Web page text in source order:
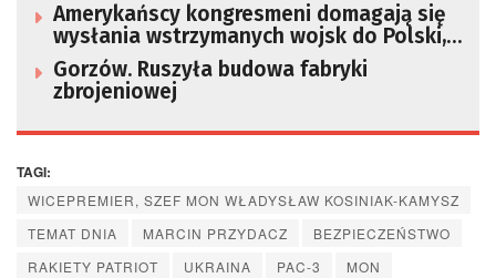
Amerykańscy kongresmeni domagają się
wysłania wstrzymanych wojsk do Polski,
grożą blokadą środków
Gorzów. Ruszyła budowa fabryki
zbrojeniowej
TAGI:
WICEPREMIER, SZEF MON WŁADYSŁAW KOSINIAK-KAMYSZ
TEMAT DNIA
MARCIN PRZYDACZ
BEZPIECZEŃSTWO
RAKIETY PATRIOT
UKRAINA PAC-3
MON